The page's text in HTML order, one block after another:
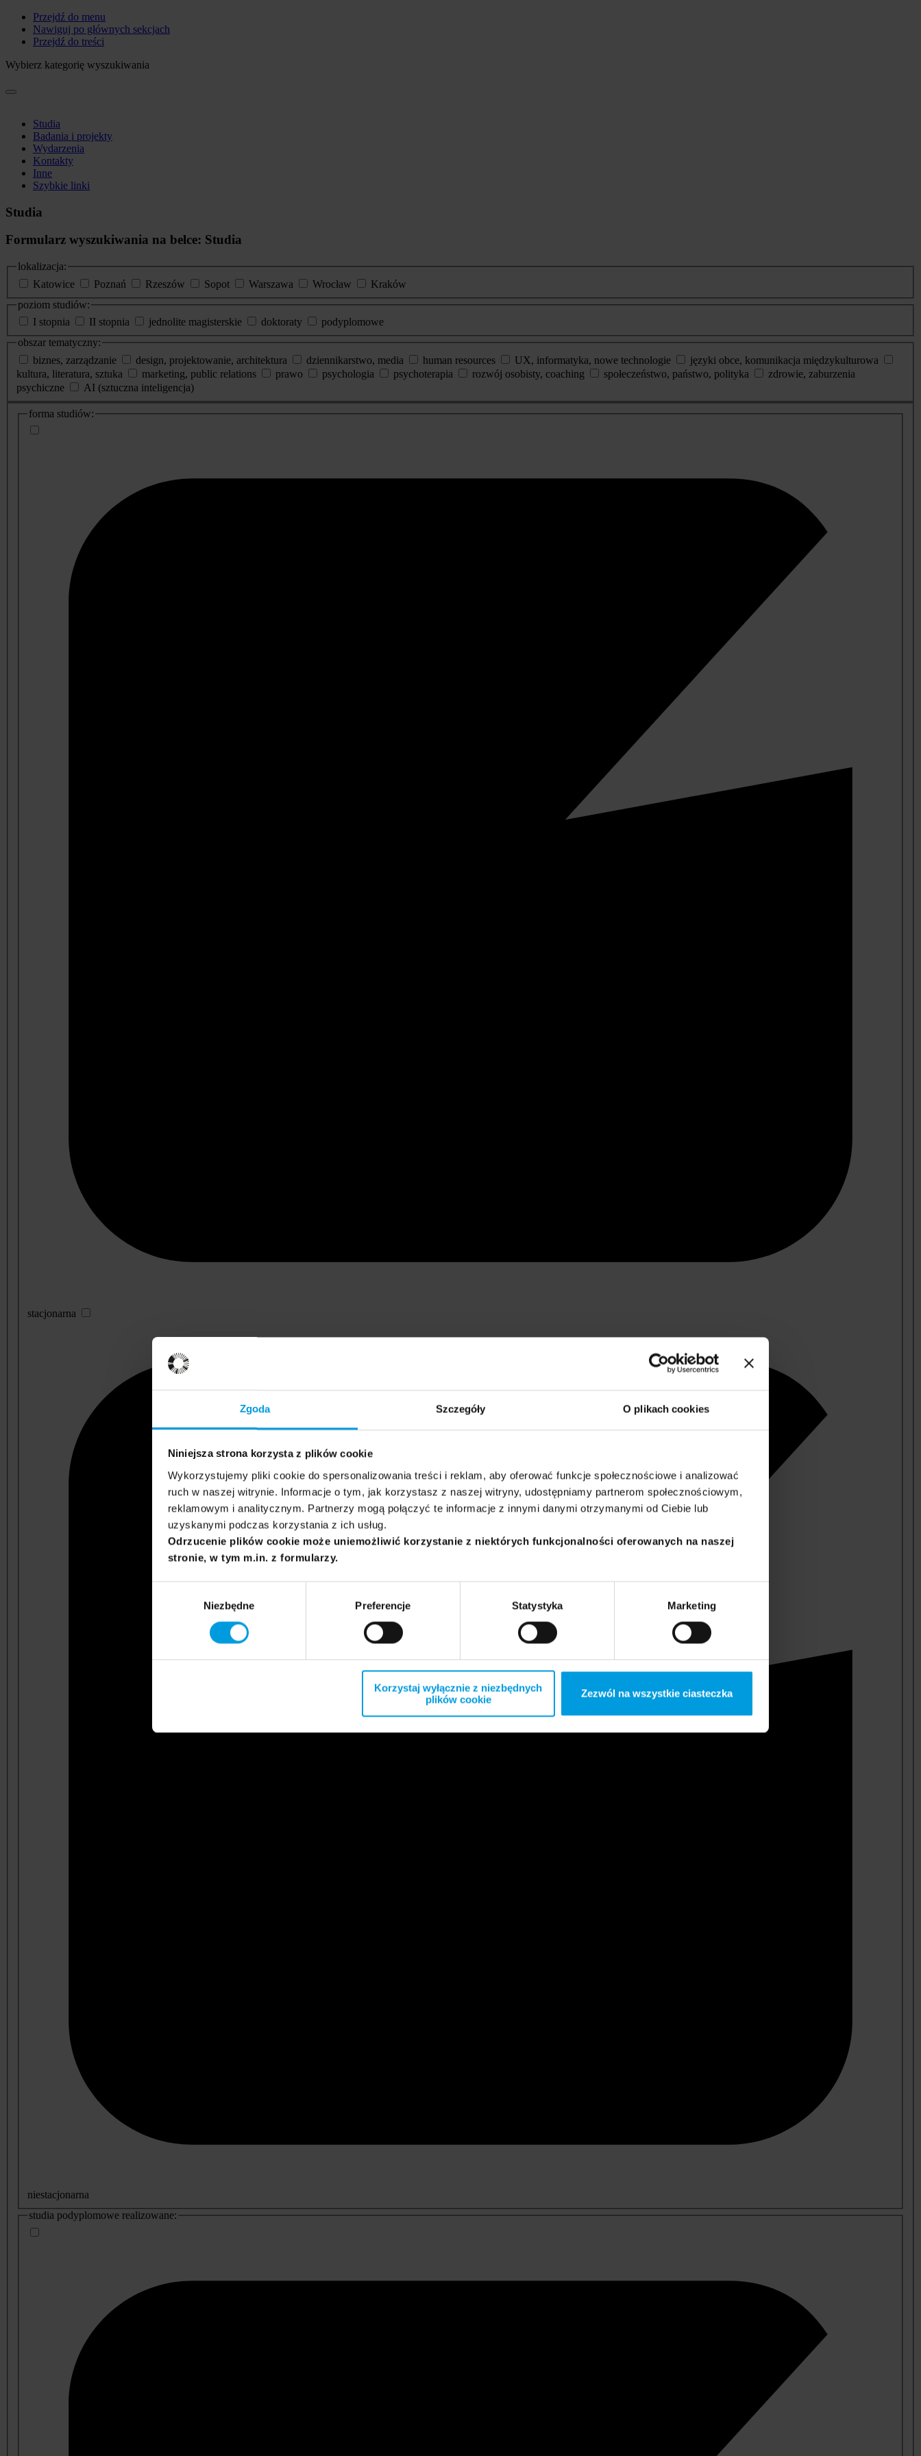
Zgoda Szczegóły O plikach cookies
Niniejsza strona korzysta z plików cookie
Wykorzystujemy pliki cookie do spersonalizowania treści i reklam, aby oferować funkcje społecznościowe i analizować
ruch w naszej witrynie. Informacje o tym, jak korzystasz z naszej witryny, udostępniamy partnerom społecznościowym,
reklamowym i analitycznym. Partnerzy mogą połączyć te informacje z innymi danymi otrzymanymi od Ciebie lub
uzyskanymi podczas korzystania z ich usług.
Odrzucenie plików cookie może uniemożliwić korzystanie z niektórych funkcjonalności oferowanych na naszej
stronie, w tym m.in. z formularzy.
Niezbędne Preferencje Statystyka Marketing
Korzystaj wyłącznie z niezbędnych
plików cookie
Zezwól na wszystkie ciasteczka
Przejdź do menu
Nawiguj po głównych sekcjach
Przejdź do treści
Wybierz kategorię wyszukiwania
Studia
Badania i projekty
Wydarzenia
Kontakty
Inne
Szybkie linki
Studia
Formularz wyszukiwania na belce: Studia
lokalizacja:
Katowice
Poznań Rzeszów Sopot Warszawa Wrocław
Kraków
poziom studiów:
I stopnia
II stopnia jednolite magisterskie doktoraty
podyplomowe
obszar tematyczny:
biznes, zarządzanie
design, projektowanie, architektura dziennikarstwo, media human resources UX, informatyka, nowe technologie
języki obce, komunikacja międzykulturowa
kultura, literatura, sztuka
marketing, public relations prawo psychologia psychoterapia rozwój osobisty, coaching społeczeństwo, państwo, polityka
zdrowie, zaburzenia
psychiczne
AI (sztuczna inteligencja)
dodatkowe
informacje
forma studiów:
stacjonarna
niestacjonarna
studia podyplomowe realizowane: